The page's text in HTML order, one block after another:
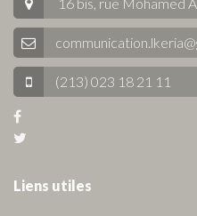
16 bis, rue Mohamed
(213) 023 18 21 11
Liens utiles